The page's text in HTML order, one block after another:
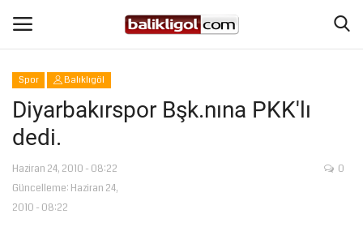
Giriş Yap
Anasayfa
Köşe Yazıları
Spor Balıklıgöl
Diyarbakırspor Bşk.nına PKK'lı
dedi.
Haziran 24, 2010 - 08:22
Güncelleme: Haziran 24,
2010 - 08:22
0